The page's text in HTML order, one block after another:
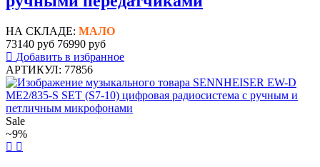
НА СКЛАДЕ: МАЛО
73140 руб 76990 руб
Добавить в избранное
АРТИКУЛ: 77856
Sale
~9%